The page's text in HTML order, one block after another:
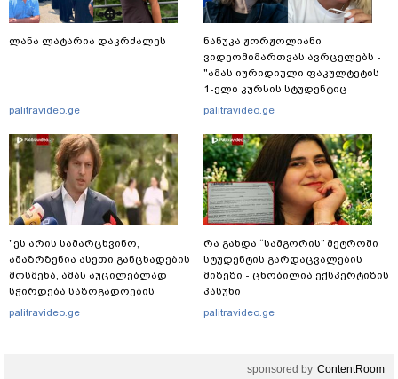
ლანა ლატარია დაკრძალეს
palitravideo.ge
"ეს არის სამარცხვინო,
ამაზრზენია ასეთი განცხადების
მოსმენა, ამას აუცილებლად
სჭირდება საზოგადოების
სათანადო რეაქცია" - ირაკლი
palitravideo.ge
ნანუკა ჟორჟოლიანი
ვიდეომიმართვას ავრცელებს -
"ამას იურიდიული ფაკულტეტის
1-ელი კურსის სტუდენტიც
იკითხავს"
palitravideo.ge
რა გახდა “სამგორის” მეტროში
სტუდენტის გარდაცვალების
მიზეზი - ცნობილია ექსპერტიზის
პასუხი
palitravideo.ge
sponsored by ContentRoom